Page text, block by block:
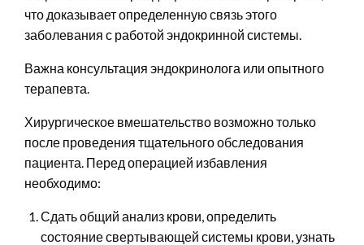
что доказывает определенную связь этого
заболевания с работой эндокринной системы.
Важна консультация эндокринолога или опытного
терапевта.
Хирургическое вмешательство возможно только
после проведения тщательного обследования
пациента. Перед операцией избавления
необходимо:
Сдать общий анализ крови, определить
состояние свертывающей системы крови, узнать